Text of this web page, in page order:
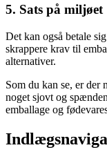
5. Sats på miljøet
Det kan også betale
skrappere krav til
alternativer.
Som du kan se, er der
noget sjovt og
emballage og